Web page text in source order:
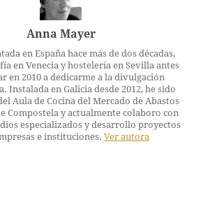
Anna Mayer
en España hace más de dos décadas,
en Venecia y hostelería en Sevilla antes
en 2010 a dedicarme a la divulgación
Instalada en Galicia desde 2012, he sido
Aula de Cocina del Mercado de Abastos
Compostela y actualmente colaboro con
especializados y desarrollo proyectos
e instituciones. Ver autora